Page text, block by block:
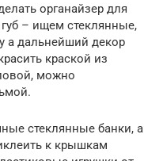
органайзер для
– ищем стеклянные,
а дальнейший декор
краской из
можно
стеклянные банки, а
к крышкам